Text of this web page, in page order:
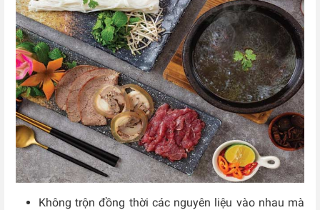
Không trộn đồng thời các nguyên liệu vào nhau mà